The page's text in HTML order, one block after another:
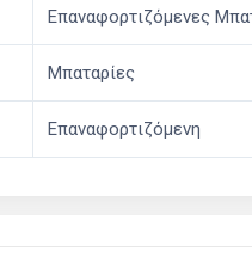
Επαναφορτιζόμενες
Μπαταρίες
Επαναφορτιζόμενη